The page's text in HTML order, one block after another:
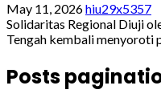
May 11, 2026hiu29x5357
Solidaritas Regional Diuji
Tengah kembali menyoroti
Posts